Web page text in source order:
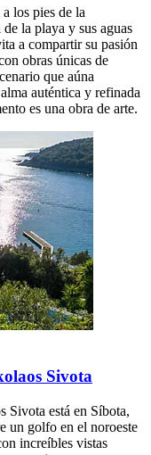
los pies de la
la playa y sus aguas
a compartir su pasión
obras únicas de
que aúna
auténtica y refinada
es una obra de arte.
Sivota
está en Síbota,
un golfo en el noroeste
increíbles vistas